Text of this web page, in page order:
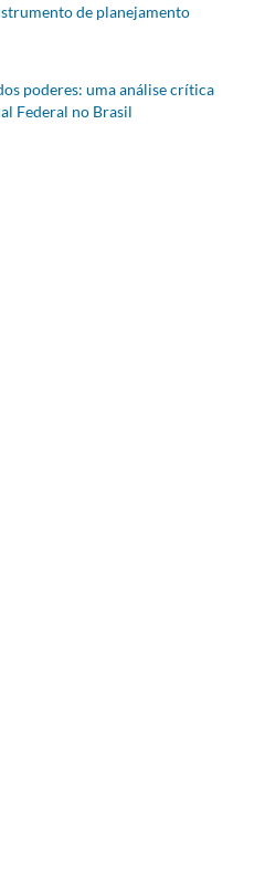
de planejamento
poderes: uma análise crítica
Federal no Brasil